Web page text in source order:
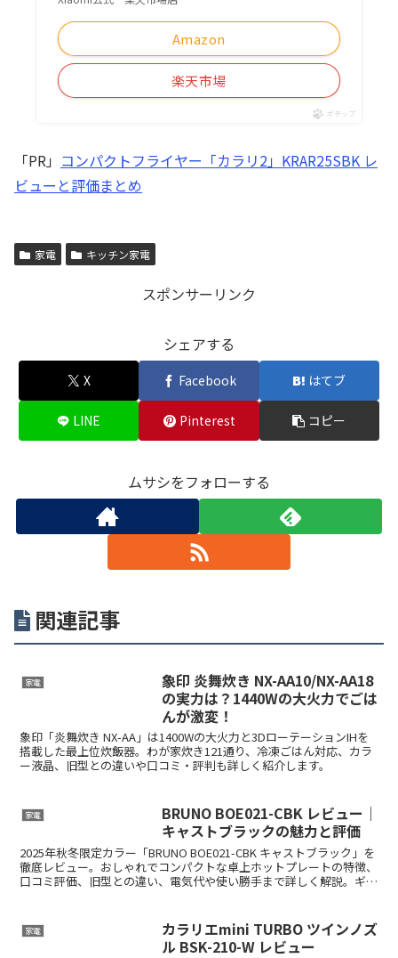
Amazon
楽天市場
ポチップ
「PR」 コンパクトフライヤー「カラリ2」KRAR25SBK レ
ビューと評価まとめ
家電 キッチン家電
スポンサーリンク
シェアする
X Facebook はてブ
LINE Pinterest コピー
ムサシをフォローする
関連記事
家電
象印 炎舞炊き NX-AA10/NX-AA18
の実力は？1440Wの大火力でごは
んが激変！
象印「炎舞炊き NX-AA」は1400Wの大火力と3DローテーションIHを
搭載した最上位炊飯器。わが家炊き121通り、冷凍ごはん対応、カラ
ー液晶、旧型との違いや口コミ・評判も詳しく紹介します。
家電
BRUNO BOE021-CBK レビュー｜
キャストブラックの魅力と評価
2025年秋冬限定カラー「BRUNO BOE021-CBK キャストブラック」を
徹底レビュー。おしゃれでコンパクトな卓上ホットプレートの特徴、
口コミ評価、旧型との違い、電気代や使い勝手まで詳しく解説。ギフ
家電
カラリエmini TURBO ツインノズ
ル BSK-210-W レビュー